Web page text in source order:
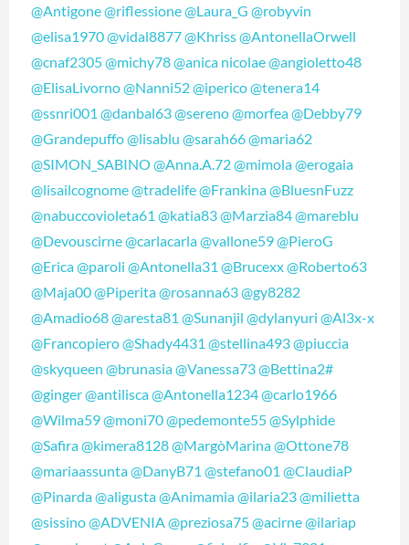
@Antigone@riflessione@Laura_G @robyvin
@elisa1970@vidal8877@Khriss@AntonellaOrwell
@cnaf2305@michy78@anica nicolae@angioletto48
@ElisaLivorno@Nanni52@iperico@tenera14
@ssnri001 @danbal63@sereno@morfea@Debby79
@Grandepuffo@lisablu @sarah66@maria62
@SIMON_SABINO @Anna.A.72@mimola@erogaia
@lisailcognome@tradelife@Frankina@BluesnFuzz
@nabuccovioleta61 @katia83@Marzia84@mareblu
@Devouscirne@carlacarla@vallone59@PieroG
@Erica@paroli @Antonella31 @Brucexx@Roberto63
@Maja00@Piperita@rosanna63@gy8282
@Amadio68@aresta81 @Sunanjil @dylanyuri @Al3x-x
@Francopiero@Shady4431 @stellina493@piuccia
@skyqueen @brunasia@Vanessa73@Bettina2#
@ginger@antilisca@Antonella1234@carlo1966
@Wilma59@moni70@pedemonte55@Sylphide
@Safira@kimera8128@MargòMarina@Ottone78
@mariaassunta@DanyB71 @stefano01 @ClaudiaP
@Pinarda@aligusta@Animamia@ilaria23@milietta
@sissino@ADVENIA @preziosa75@acirne@ilariap